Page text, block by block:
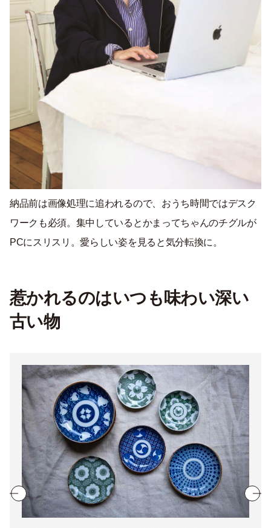
納品前は画像処理に追われるので、おうち時間ではデスク
ワークも必須。集中しているとかまってちゃんのチグルが
PCにスリスリ。愛らしい姿を見ると気分転換に。
惹かれるのはいつも味わい深い
古い物